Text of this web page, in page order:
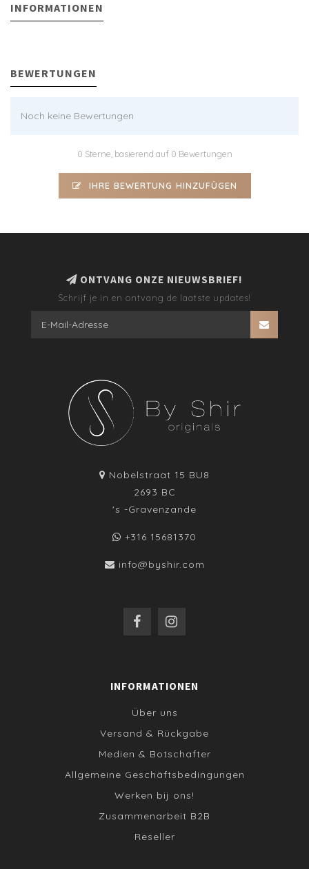
INFORMATIONEN
BEWERTUNGEN
Noch keine Bewertungen
0 Sterne, basierend auf 0 Bewertungen
IHRE BEWERTUNG HINZUFÜGEN
ONTVANG ONZE NIEUWSBRIEF!
Schrijf je in en ontvang de laatste updates!
Nobelstraat 15 BU8
2693 BC
's -Gravenzande
+316 15681370
info@byshir.com
INFORMATIONEN
Über uns
Versand & Rückgabe
Medien & Botschafter
Allgemeine Geschäftsbedingungen
Werken bij ons!
Zusammenarbeit B2B
Reseller